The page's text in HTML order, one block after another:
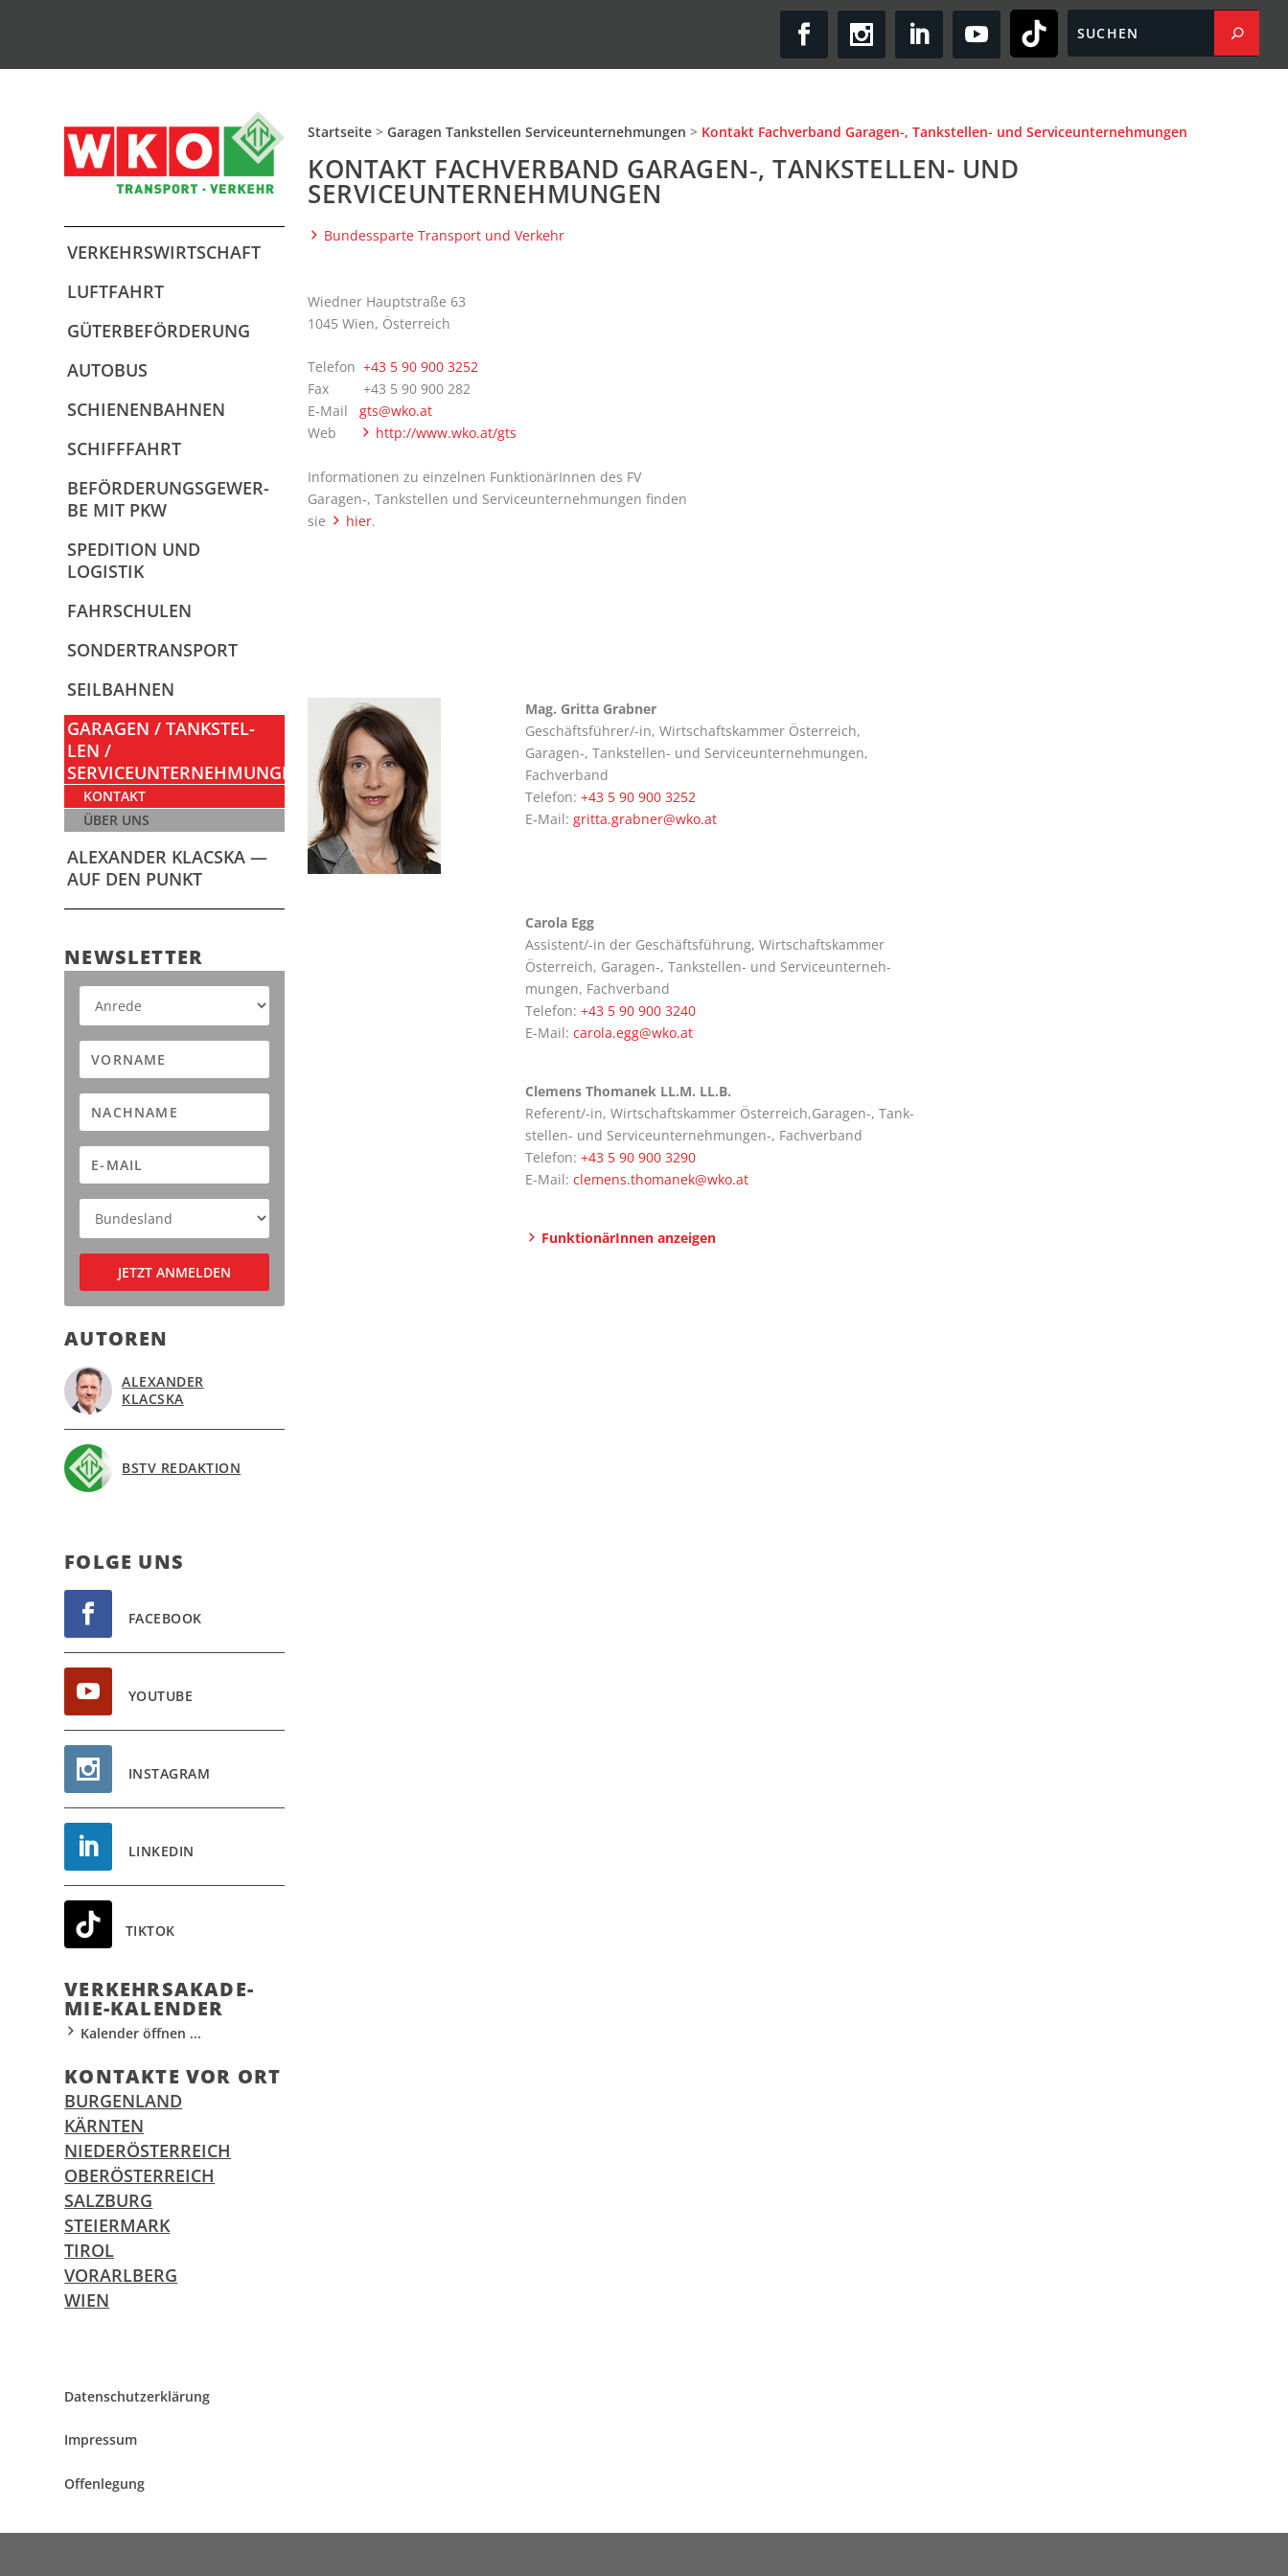
Startseite >Gara­gen Tank­stel­len Serviceunternehmungen > Kontakt Fachverband Garagen-, Tankstellen- und Serviceunternehmungen
KON­TAKT FACH­VER­BAND GARAGEN‑, TANK­STEL­LEN- UND
SERVICEUNTERNEHMUNGEN
Bun­des­spar­te Trans­port und Verkehr
Wied­ner Haupt­stra­ße 63
1045 Wien, Österreich
Tele­fon+43 5 90 900 3252
Fax +43 5 90 900 282
E‑Mailgts@wko.at
Web
http://www.wko.at/gts
Infor­ma­tio­nen zu ein­zel­nen Funk­tio­nä­rIn­nen des FV
Garagen‑, Tank­stel­len und Ser­vice­un­ter­neh­mun­gen fin­den
sie
hier.
Mag. Grit­ta Grabner
Geschäfts­füh­rer/-in, Wirt­schafts­kam­mer Öster­reich,
Garagen‑, Tank­stel­len- und Ser­vice­un­ter­neh­mun­gen,
Fachverband
Tele­fon: +43 5 90 900 3252
E‑Mail: gritta.grabner@wko.at
Caro­la Egg
Assis­ten­t/-in der Geschäfts­füh­rung, Wirt­schafts­kam­mer
Öster­reich, Garagen‑, Tank­stel­len- und Ser­vice­un­ter­neh­
mun­gen, Fachverband
Tele­fon: +43 5 90 900 3240
E‑Mail: carola.egg@wko.at
Cle­mens Tho­ma­nek LL.M. LL.B.
Refe­ren­t/-in, Wirt­schafts­kam­mer Österreich,Garagen‑, Tank­
stel­len- und Serviceunternehmungen‑, Fach­ver­band
Tele­fon: +43 5 90 900 3290
E‑Mail: clemens.thomanek@wko.at
Funk­tio­nä­rIn­nen anzeigen
VER­KEHRS­WIRT­SCHAFT
LUFT­FAHRT
GÜTER­BE­FÖR­DE­RUNG
AUTO­BUS
SCHIE­NEN­BAH­NEN
SCHIFF­FAHRT
BEFÖR­DE­RUNGS­GE­WER­
BE MIT PKW
SPE­DI­TI­ON UND
LOGISTIK
FAHR­SCHU­LEN
SON­DER­TRANS­PORT
SEIL­BAH­NEN
GARA­GEN / TANK­STEL­
LEN /
SERVICEUNTERNEHMUNGEN
KON­TAKT
ÜBER UNS
ALEX­AN­DER KLACS­KA —
AUF DEN PUNKT
NEWS­LET­TER
AUTOREN
ALEXANDER
KLACSKA
BSTV REDAKTION
FOL­GE UNS
FACEBOOK
YOUTUBE
INSTAGRAM
LINKEDIN
TIKTOK
VER­KEHR­S­AKA­DE­
MIE-KALEN­DER
Kalender öffnen ...
KON­TAK­TE VOR ORT
BURGENLAND
KÄRNTEN
NIEDERÖSTERREICH
OBERÖSTERREICH
SALZBURG
STEIERMARK
TIROL
VORARLBERG
WIEN
Daten­schutz­er­klä­rung
Impres­sum
Offen­le­gung